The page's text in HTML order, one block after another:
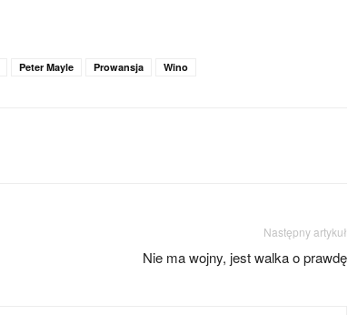
Peter Mayle Prowansja Wino
Następny artykuł
Nie ma wojny, jest walka o prawdę